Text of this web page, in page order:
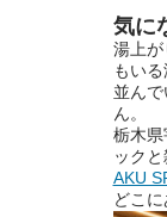
気に
湯上
もい
並ん
ん。
栃木県
ック
AKU
どこ